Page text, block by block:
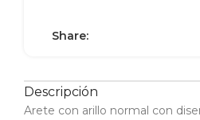
Share:
Descripción
Arete con arillo normal con